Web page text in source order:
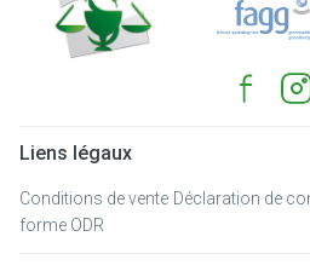
Liens légaux
Conditions de vente Déclaration de
forme ODR